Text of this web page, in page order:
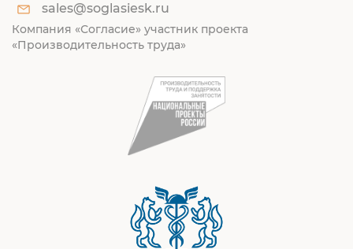
sales@soglasiesk.ru
Компания «Согласие» участник проекта
«Производительность труда»